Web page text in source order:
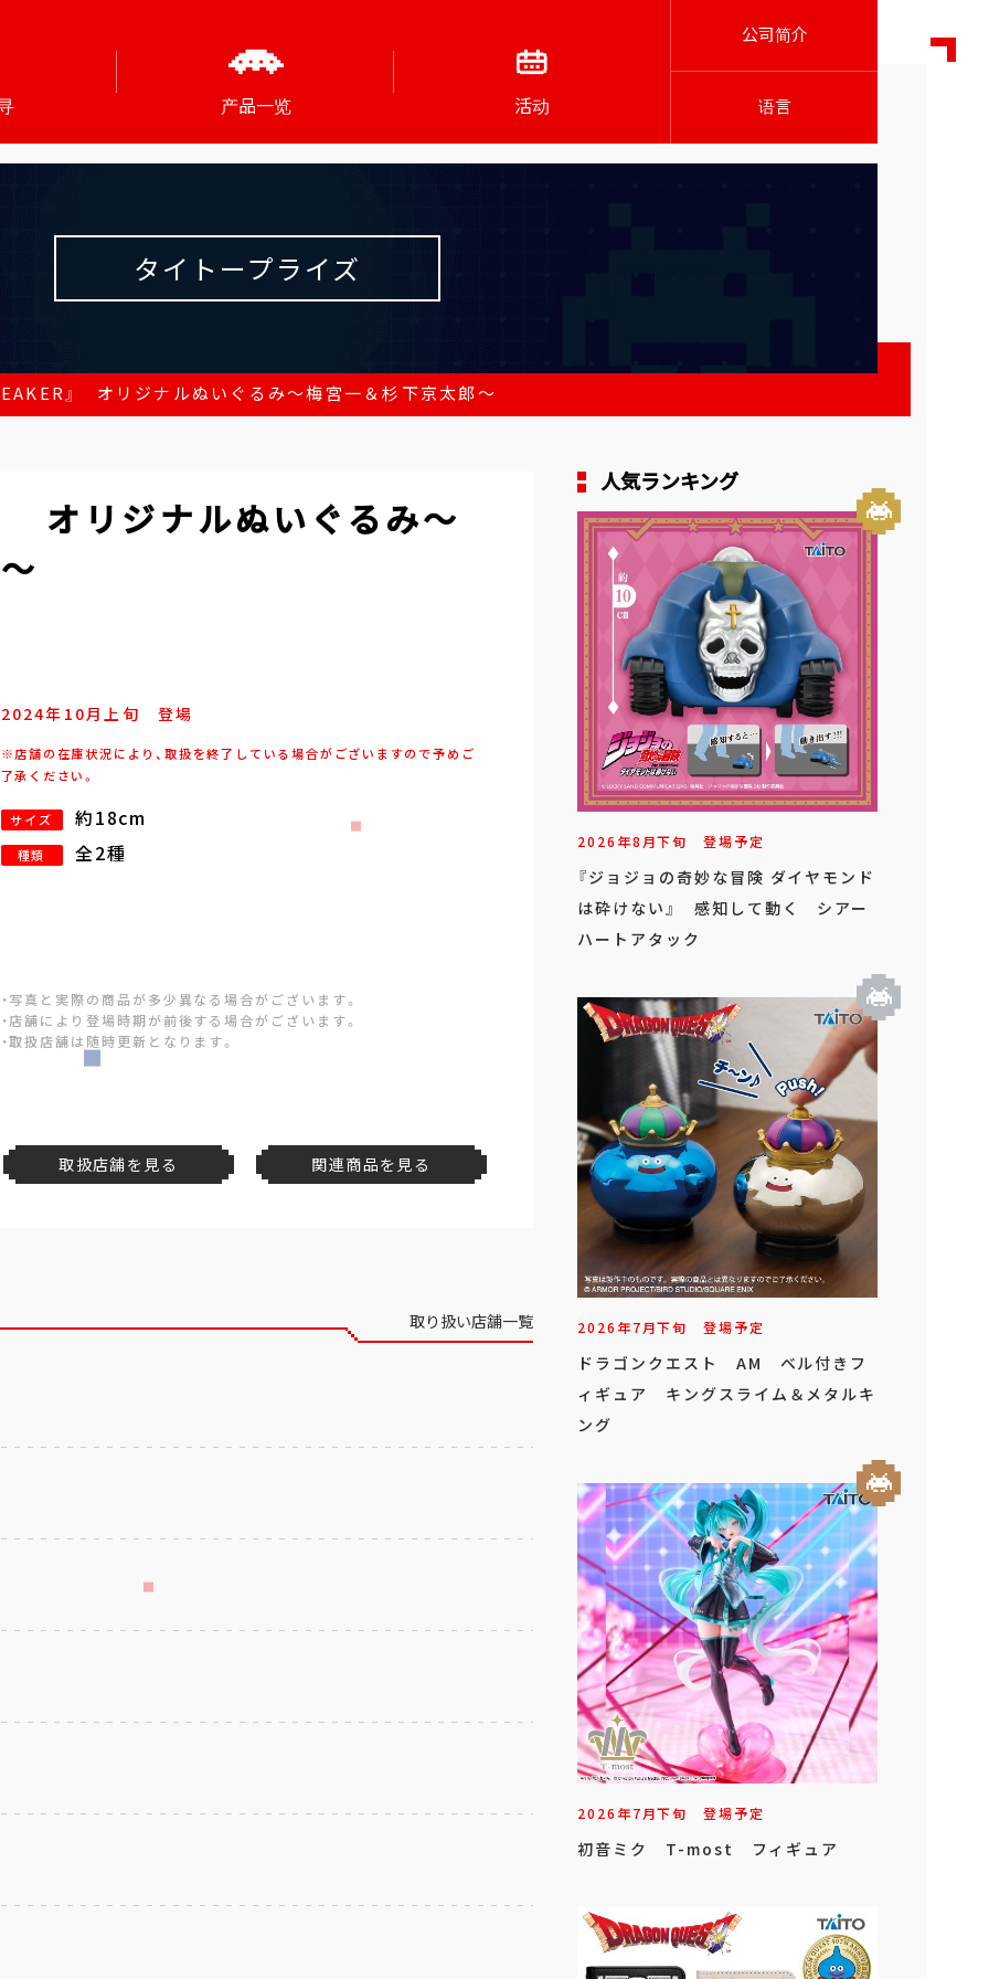
产品一览 活动
公司简介
语言
タイトープライズ
』 オリジナルぬいぐるみ～梅宮一＆杉下京太郎～
オリジナルぬいぐるみ～
2024年 10月上旬 登場
※店舗の在庫状況により、取扱を終了している場合がございますので予めご
了承ください。
サイズ 約18cm
種類 全2種
・写真と実際の商品が多少異なる場合がございます。
・店舗により登場時期が前後する場合がございます。
・取扱店舗は随時更新となります。
取扱店舗を見る 関連商品を見る
取り扱い店舗一覧
人気ランキング
2026年8月下旬 登場予定
『ジョジョの奇妙な冒険 ダイヤモンド
は砕けない』 感知して動く シアー
ハートアタック
2026年7月下旬 登場予定
ドラゴンクエスト AM ベル付きフ
ィギュア キングスライム＆メタルキ
ング
2026年7月下旬 登場予定
初音ミク T-most フィギュア